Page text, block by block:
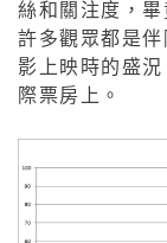
絲和關注度，畢
許多觀眾都是
影上映時的盛
際票房上。